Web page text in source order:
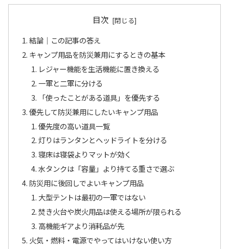
目次
結論｜この記事の答え
キャンプ用品を防災兼用にするときの基本
レジャー機能を生活機能に置き換える
一軍と二軍に分ける
「使ったことがある道具」を優先する
優先して防災兼用にしたいキャンプ用品
優先度の高い道具一覧
灯りはランタンとヘッドライトを分ける
寝床は寝袋よりマットが効く
水タンクは「容量」より持てる重さで選ぶ
防災用に後回しでよいキャンプ用品
大型テントは最初の一軍ではない
焚き火台や炭火用品は使える場所が限られる
高機能ギアより消耗品が先
火気・燃料・電源でやってはいけない使い方